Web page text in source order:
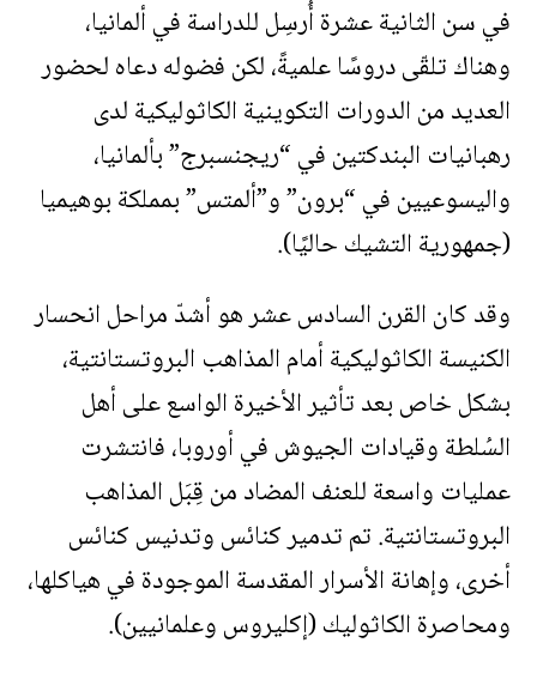
في سن الثانية عشرة أُرسِل للدراسة في ألمانيا،
وهناك تلقّى دروسًا علميةً، لكن فضوله دعاه لحضور
العديد من الدورات التكوينية الكاثوليكية لدى
رهبانيات البندكتين في “ريجنسبرج” بألمانيا،
واليسوعيين في “برون” و”ألمتس” بمملكة بوهيميا
(جمهورية التشيك حاليًا).
وقد كان القرن السادس عشر هو أشدّ مراحل انحسار
الكنيسة الكاثوليكية أمام المذاهب البروتستانتية،
بشكل خاص بعد تأثير الأخيرة الواسع على أهل
السُلطة وقيادات الجيوش في أوروبا، فانتشرت
عمليات واسعة للعنف المضاد من قِبَل المذاهب
البروتستانتية. تم تدمير كنائس وتدنيس كنائس
أخرى، وإهانة الأسرار المقدسة الموجودة في هياكلها،
ومحاصرة الكاثوليك (إكليروس وعلمانيين).